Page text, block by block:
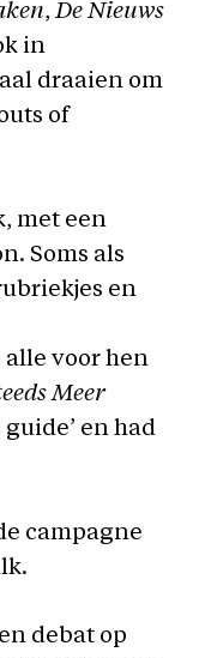
,De Nieuws
in
draaien om
of
met een
Soms als
en
alle voor hen
Meer
guide’ en had
campagne
debat op